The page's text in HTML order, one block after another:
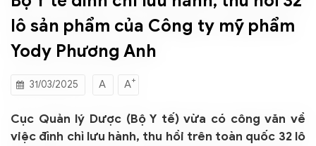
lô sản phẩm của Công ty mỹ phẩm
Yody Phương Anh
31/03/2025 A A+
Cục Quản lý Dược (Bộ Y tế) vừa có công văn về
việc đình chỉ lưu hành, thu hồi trên toàn quốc 32 lô